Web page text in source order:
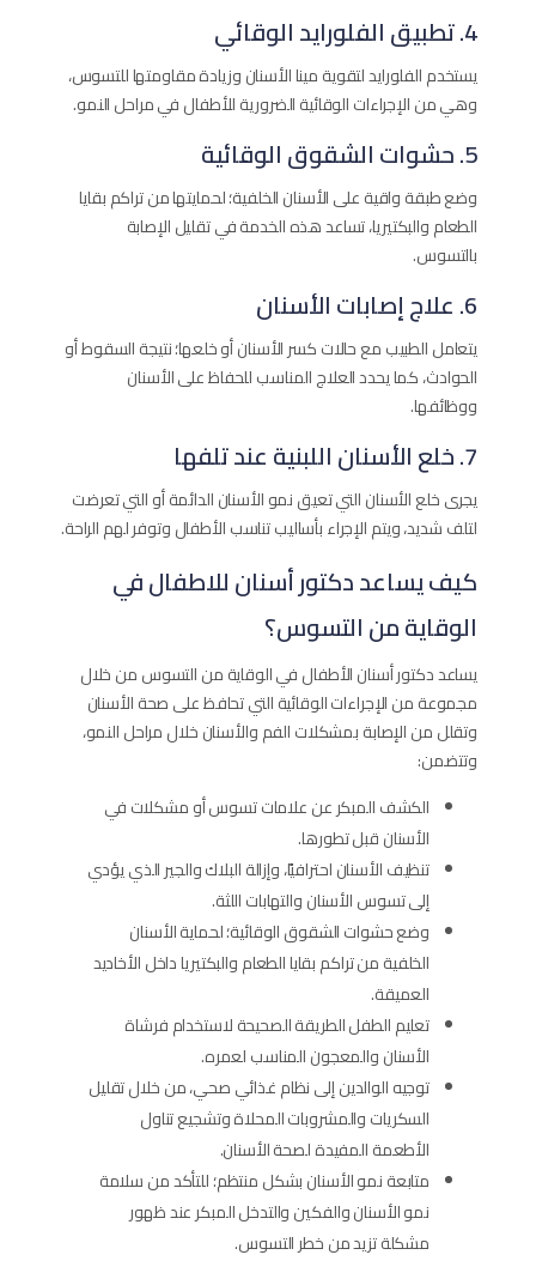
4. تطبيق الفلورايد الوقائي
يستخدم الفلورايد لتقوية مينا الأسنان وزيادة مقاومتها للتسوس،
وهي من الإجراءات الوقائية الضرورية للأطفال في مراحل النمو.
5. حشوات الشقوق الوقائية
وضع طبقة واقية على الأسنان الخلفية؛ لحمايتها من تراكم بقايا
الطعام والبكتيريا، تساعد هذه الخدمة في تقليل الإصابة
بالتسوس.
6. علاج إصابات الأسنان
يتعامل الطبيب مع حالات كسر الأسنان أو خلعها؛ نتيجة السقوط أو
الحوادث، كما يحدد العلاج المناسب للحفاظ على الأسنان
ووظائفها.
7. خلع الأسنان اللبنية عند تلفها
يجرى خلع الأسنان التي تعيق نمو الأسنان الدائمة أو التي تعرضت
لتلف شديد، ويتم الإجراء بأساليب تناسب الأطفال وتوفر لهم الراحة.
كيف يساعد دكتور أسنان للاطفال في
الوقاية من التسوس؟
يساعد دكتور أسنان الأطفال في الوقاية من التسوس من خلال
مجموعة من الإجراءات الوقائية التي تحافظ على صحة الأسنان
وتقلل من الإصابة بمشكلات الفم والأسنان خلال مراحل النمو،
وتتضمن:
الكشف المبكر عن علامات تسوس أو مشكلات في
الأسنان قبل تطورها.
تنظيف الأسنان احترافيًا، وإزالة البلاك والجير الذي يؤدي
إلى تسوس الأسنان والتهابات اللثة.
وضع حشوات الشقوق الوقائية؛ لحماية الأسنان
الخلفية من تراكم بقايا الطعام والبكتيريا داخل الأخاديد
العميقة.
تعليم الطفل الطريقة الصحيحة لاستخدام فرشاة
الأسنان والمعجون المناسب لعمره.
توجيه الوالدين إلى نظام غذائي صحي، من خلال تقليل
السكريات والمشروبات المحلاة وتشجيع تناول
الأطعمة المفيدة لصحة الأسنان.
متابعة نمو الأسنان بشكل منتظم؛ للتأكد من سلامة
نمو الأسنان والفكين والتدخل المبكر عند ظهور
مشكلة تزيد من خطر التسوس.